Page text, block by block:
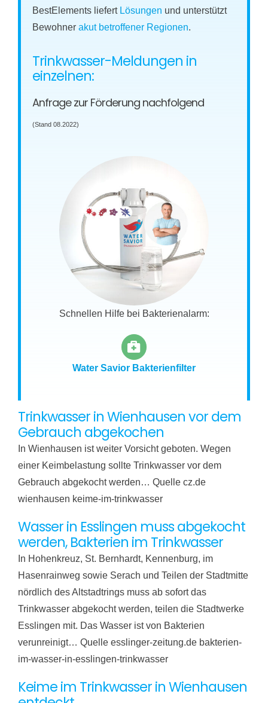
BestElements liefert Lösungen und unterstützt
Bewohnerakut betroffener Regionen.
Trinkwasser-Meldungen in
einzelnen:
Anfrage zur Förderung nachfolgend
(Stand 08.2022)
Schnellen Hilfe bei Bakterienalarm:
Water Savior Bakterienfilter
Trinkwasser in Wienhausen vor dem
Gebrauch abgekochen
In Wienhausen ist weiter Vorsicht geboten. Wegen
einer Keimbelastung sollte Trinkwasser vor dem
Gebrauch abgekocht werden… Quelle cz.de
wienhausen keime-im-trinkwasser
Wasser in Esslingen muss abgekocht
werden, Bakterien im Trinkwasser
In Hohenkreuz, St. Bernhardt, Kennenburg, im
Hasenrainweg sowie Serach und Teilen der Stadtmitte
nördlich des Altstadtrings muss ab sofort das
Trinkwasser abgekocht werden, teilen die Stadtwerke
Esslingen mit. Das Wasser ist von Bakterien
verunreinigt… Quelle esslinger-zeitung.de bakterien-
im-wasser-in-esslingen-trinkwasser
Keime im Trinkwasser in Wienhausen